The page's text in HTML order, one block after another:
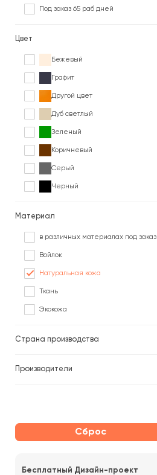
Под заказ 65 раб дней
Цвет
Бежевый
Графит
Другой цвет
Дуб светлый
Зеленый
Коричневый
Серый
Черный
Материал
в различных материалах под заказ
Войлок
Натуральная кожа
Ткань
Экокожа
Страна производства
Производители
Сброс
Бесплатный Дизайн-проект